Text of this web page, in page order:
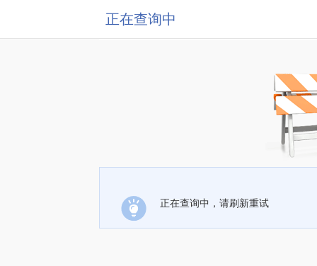
正在查询中
正在查询中，请刷新重试